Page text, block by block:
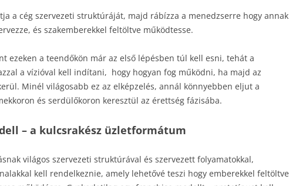
a cég szervezeti struktúráját, majd rábízza a menedzserre hogy annak
és szakemberekkel feltöltve működtesse.
ezeken a teendőkön már az első lépésben túl kell esni, tehát a
a vízióval kell indítani, hogy hogyan fog működni, ha majd az
Minél világosabb ez az elképzelés, annál könnyebben eljut a
és serdülőkoron keresztül az érettség fázisába.
– a kulcsrakész üzletformátum
világos szervezeti struktúrával és szervezett folyamatokkal,
kell rendelkeznie, amely lehetővé teszi hogy emberekkel feltöltve